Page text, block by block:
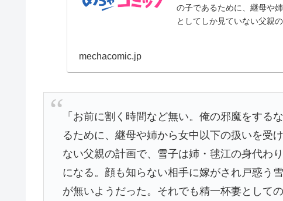
の子であるために、継母や
としてしか見ていない父親の
mechacomic.jp
「お前に割く時間など無い。俺の邪魔をする
るために、継母や姉から女中以下の扱いを受
ない父親の計画で、雪子は姉・毬江の身代わ
になる。顔も知らない相手に嫁がされ戸惑う
が無いようだった。それでも精一杯妻として